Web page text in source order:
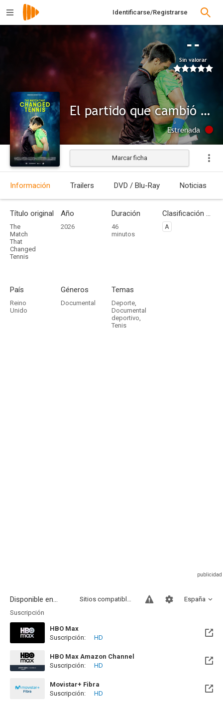
Identificarse/Registrarse
--
Sin valorar
El partido que cambió el tenis
Estrenada
Marcar ficha
Información Trailers DVD / Blu-Ray Noticias
Título original
The
Match
That
Changed
Tennis
Año
2026
Duración
46
minutos
Clasificación por edades
A
País
Reino
Unido
Géneros
Documental
Temas
Deporte,
Documental
deportivo,
Tenis
Disponible en... España
Sitios compatibles
Suscripción
HBO Max
Suscripción:
HD
HBO Max Amazon Channel
Suscripción:
HD
Movistar+ Fibra
Disponible hasta el Vie, 31 Ene 2031 (Quedan 4 años)
Suscripción: HD